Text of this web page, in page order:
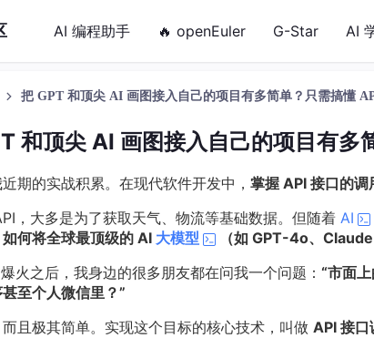
AI 编程助手 🔥 openEuler G-Star AI
把 GPT 和顶尖 AI 画图接入自己的项目有多简单？只需搞懂
和顶尖 AI 画图接入自己的项目有多
期的实战积累。在现代软件开发中， 掌握 API 接口的
，大多是为了获取天气、物流等基础数据。但随着 AI
如何将全球最顶级的 AI 大模型
（如 GPT-4o、
火之后，我身边的很多朋友都在问我一个问题： “市面
至个人微信里？”
且极其简单。实现这个目标的核心技术，叫做 API 接口